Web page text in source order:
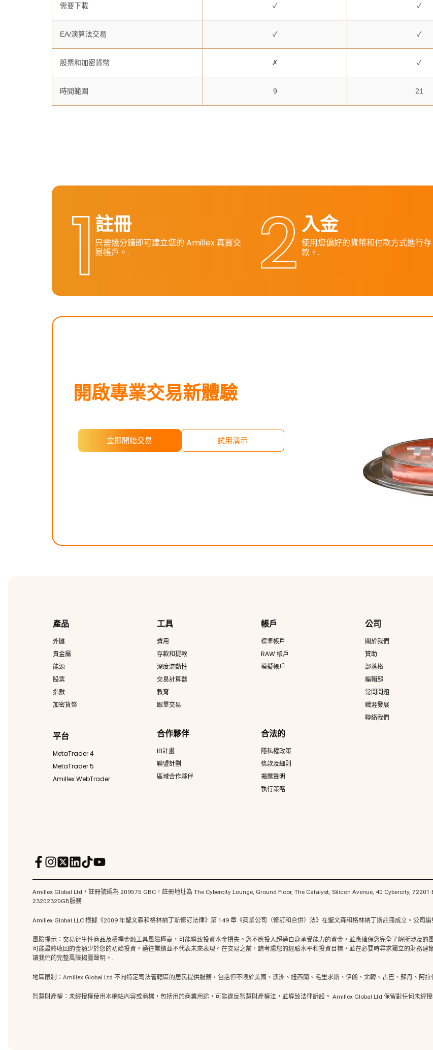
需要下載 ✓ ✓
EA/演算法交易 ✓ ✓
股票和加密貨幣 ✗ ✓
時間範圍 9 21
註冊
只需幾分鐘即可建立您的 Amillex 真實交
易帳戶。.
入金
使用您偏好的貨幣和付款方式進行存
款。.
​開啟專業交易新體驗
立即開始交易 試用演示
產品
外匯
貴金屬
能源
股票
指數
加密貨幣
工具
費用
存款和提款
深度流動性
交易計算器
教育
跟單交易
帳戶
標準帳戶
RAW 帳戶
模擬帳戶
公司
關於我們
贊助
部落格
編輯部
常問問題
職涯發展
聯絡我們
平台
MetaTrader 4
MetaTrader 5
Amillex WebTrader
合作夥伴
IB計畫
聯盟計劃
區域合作夥伴
合法的
隱私權政策
條款及細則
揭露聲明
執行策略
Amillex Global Ltd，註冊號碼為 209575 GBC，註冊地址為 The Cybercity Lounge, Ground Floor, The Catalyst, Silicon Avenue, 40 Cybercity,
23202320GB服務
Amillex Global LLC 根據《2009 年聖文森和格林納丁斯修訂法律》第 149 章《商業公司（修訂和合併）法》在聖文森和格林納丁斯註冊成立。公司
風險提示：交易衍生性商品及槓桿金融工具風險極高，可能導致投資本金損失。您不應投入超過自身承受能力的資金，並應確保您完全了解所涉及
可能最終收回的金額少於您的初始投資。過往業績並不代表未來表現。在交易之前，請考慮您的經驗水平和投資目標，並在必要時尋求獨立的財務
讀我們的完整風險揭露聲明。.
地區限制：Amillex Global Ltd 不向特定司法管轄區的居民提供服務，包括但不限於美國、澳洲、紐西蘭、毛里求斯、伊朗、北韓、古巴、蘇丹、阿
智慧財產權：未經授權使用本網站內容或商標 ，包括用於商業用途，可能違反智慧財產權法，並導致法律訴訟。 Amillex Global Ltd 保留對任何未經